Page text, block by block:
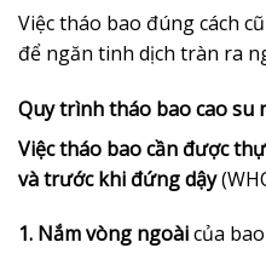
Việc tháo bao đúng cách
để ngăn tinh dịch tràn ra
Quy trình tháo bao cao su
Việc tháo bao cần được
và trước khi đứng dậy
1. Nắm vòng ngoàicủa